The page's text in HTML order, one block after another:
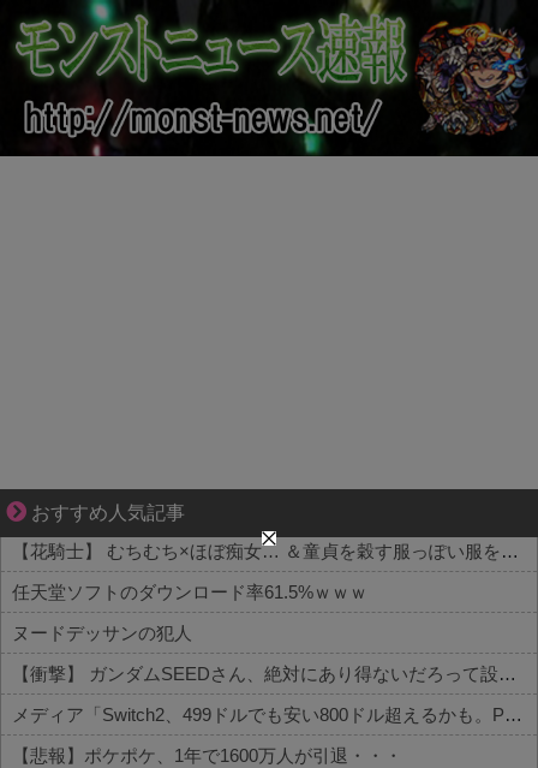
おすすめ人気記事
1420gの娘がくれた“生きる力”。
【花騎士】 むちむち×ほぼ痴女… ＆童貞を穀す服っぽい服をきたホウオウボクへの反応！！！
任天堂ソフトのダウンロード率61.5%ｗｗｗ
ヌードデッサンの犯人
【衝撃】 ガンダムSEEDさん、絶対にあり得ないだろって設定がこちらｗｗｗ
メディア「Switch2、499ドルでも安い800ドル超えるかも。PS5は直近での値上げ可能性低い」
【悲報】ポケポケ、1年で1600万人が引退・・・